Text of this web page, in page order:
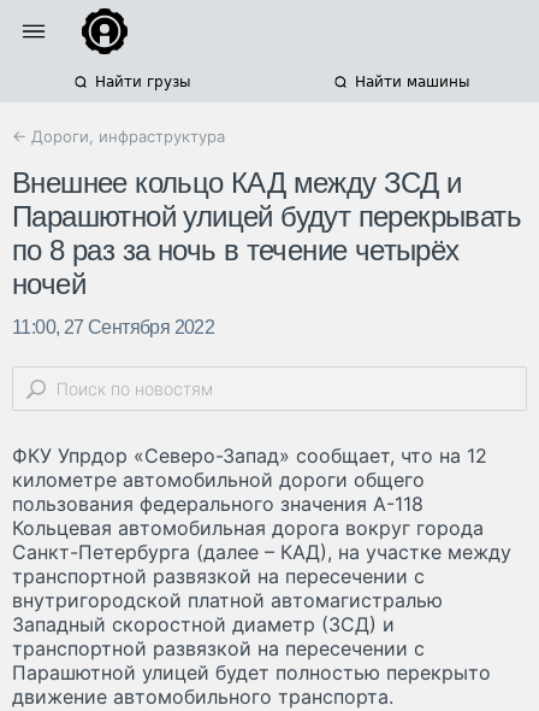
Найти грузы Найти машины
← Дороги, инфраструктура
Внешнее кольцо КАД между ЗСД и
Парашютной улицей будут перекрывать
по 8 раз за ночь в течение четырёх
ночей
11:00, 27 Сентября 2022
ФКУ Упрдор «Северо-Запад» сообщает, что на 12
километре автомобильной дороги общего
пользования федерального значения А-118
Кольцевая автомобильная дорога вокруг города
Санкт-Петербурга (далее – КАД), на участке между
транспортной развязкой на пересечении с
внутригородской платной автомагистралью
Западный скоростной диаметр (ЗСД) и
транспортной развязкой на пересечении с
Парашютной улицей будет полностью перекрыто
движение автомобильного транспорта.